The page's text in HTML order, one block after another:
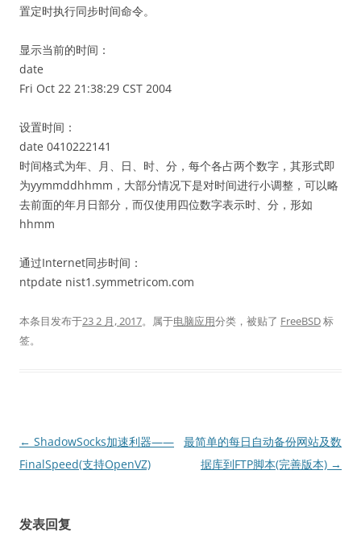
置定时执行同步时间命令。
显示当前的时间：
date
Fri Oct 22 21:38:29 CST 2004
设置时间：
date 0410222141
时间格式为年、月、日、时、分，每个各占两个数字，其形式即
为yymmddhhmm，大部分情况下是对时间进行小调整，可以略
去前面的年月日部分，而仅使用四位数字表示时、分，形如
hhmm
通过Internet同步时间：
ntpdate nist1.symmetricom.com
本条目发布于23 2 月, 2017。属于电脑应用分类，被贴了 FreeBSD标
签。
文
章
← ShadowSocks加速利器——
FinalSpeed(支持OpenVZ)
最简单的每日自动备份网站及数
据库到FTP脚本(完善版本) →
发表回复